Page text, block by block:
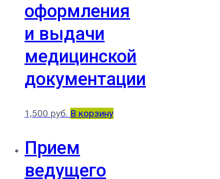
оформления
и выдачи
медицинской
документации
1,500 руб. В корзину
Прием
ведущего